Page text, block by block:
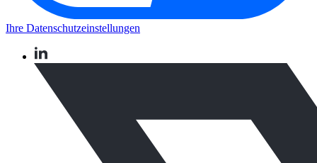
Ihre Datenschutzeinstellungen